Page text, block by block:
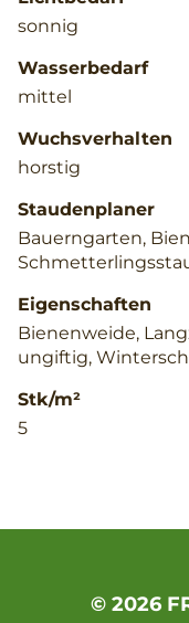
sonnig
Wasserbedarf
mittel
Wuchsverhalten
horstig
Staudenplaner
Bauerngarten,
Eigenschaften
Bienenweide,
ungiftig,
Stk/m²
5
© 2026